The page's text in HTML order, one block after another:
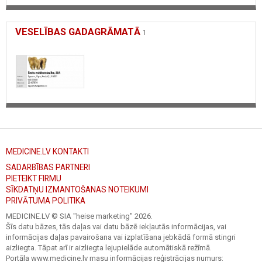
zobārsts darba laiks Ogre, zobārstniecība darba laiks Ogre,
zobārsts Priežu ielā,
visa veida zobu ārstēšana, ķirurģija, restaurācija, higiēna,
līdz 18 gadu vecumam bezmaksas ārstēšana, terapeitiskā
stomatoloģija,
estētiskā stomatoloģija, ortopēdija, endodontija, profesionālā
zobu balināšana, ķirurģiskā stomatoloģija, zobārstniecība un mutes
zobu sakņu kanālu ārstēšana, sakodiena labošana, higiēnista
dažāda līmeņa zobu ķirurģija, augsti kvalificēti speciālisti,
kariesa kontrole, kosmētiskā zobārstniecība, smaganu ārstēšana,
zobu klīnika, balti zobi, zobu restaurācija, implanti, zobu breketes,
zobu kapes, zobārstniecība bērniem, keramiskās breketes,
ortodonts.
VESELĪBAS GADAGRĀMATĀ 1
MEDICINE.LV KONTAKTI
SADARBĪBAS PARTNERI
PIETEIKT FIRMU
SĪKDATŅU IZMANTOŠANAS NOTEIKUMI
PRIVĀTUMA POLITIKA
MEDICINE.LV © SIA "heise marketing" 2026.
Šīs datu bāzes, tās daļas vai datu bāzē iekļautās informācijas, vai
informācijas daļas pavairošana vai izplatīšana jebkādā formā stingri
aizliegta. Tāpat arī ir aizliegta lejupielāde automātiskā režīmā.
Portāla www.medicine.lv masu informācijas reģistrācijas numurs: